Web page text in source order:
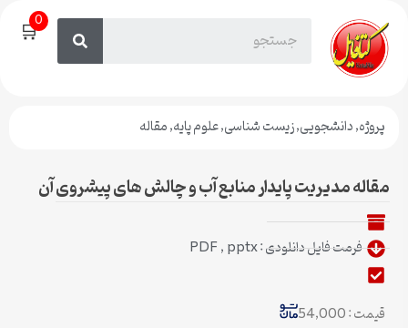
🛒0
پروژه,دانشجویی,زیست شناسی,علوم پایه,مقاله
مقاله مدیریت پایدار منابع آب و چالش های پیشروی آن
فرمت فایل دانلودی : PDF , pptx
قیمت : 54,000